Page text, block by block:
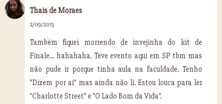
Thais de Moraes
2/09/2013
Também fiquei morrendo de invejinha do kit de
Finale... hahahaha. Teve evento aqui em SP tbm mas
não pude ir porque tinha aula na faculdade. Tenho
"Dizem por aí" mas ainda não li. Estou louca para ler
"Charlotte Street" e "O Lado Bom da Vida".